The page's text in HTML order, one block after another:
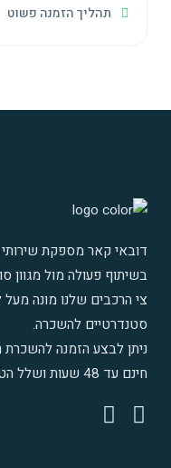
תהליך הזמנה פשוט
דובאי קאר מספקת
בשיתוף פעולה מול מגוון
צי הרכבים שלנו מונה מעל ל-100 רכבי
סטנדרטיים להשכרה.
ניתן לבצע הזמנה להשכרת
חינם עד 48 שעות ושלל הטבות נוספות.